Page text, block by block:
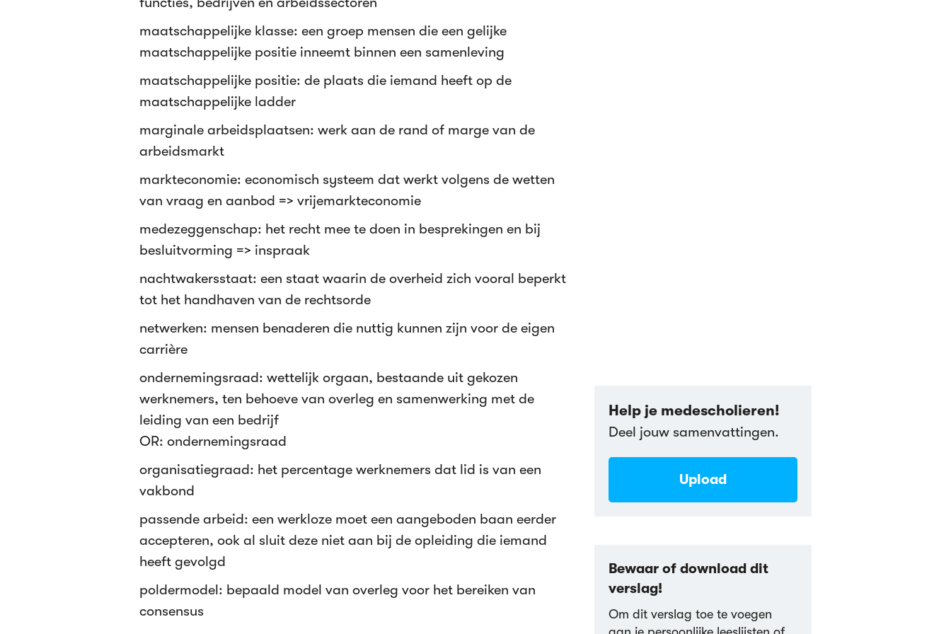
maatschappelijke klasse: een groep mensen die een gelijke
maatschappelijke positie inneemt binnen een samenleving
maatschappelijke positie: de plaats die iemand heeft op de
maatschappelijke ladder
marginale arbeidsplaatsen: werk aan de rand of marge van de
arbeidsmarkt
markteconomie: economisch systeem dat werkt volgens de wetten
van vraag en aanbod => vrijemarkteconomie
medezeggenschap: het recht mee te doen in besprekingen en bij
besluitvorming => inspraak
nachtwakersstaat: een staat waarin de overheid zich vooral beperkt
tot het handhaven van de rechtsorde
netwerken: mensen benaderen die nuttig kunnen zijn voor de eigen
carrière
ondernemingsraad: wettelijk orgaan, bestaande uit gekozen
werknemers, ten behoeve van overleg en samenwerking met de
leiding van een bedrijf
OR: ondernemingsraad
organisatiegraad: het percentage werknemers dat lid is van een
vakbond
passende arbeid: een werkloze moet een aangeboden baan eerder
accepteren, ook al sluit deze niet aan bij de opleiding die iemand
heeft gevolgd
poldermodel: bepaald model van overleg voor het bereiken van
consensus
Help je medescholieren!
Deel jouw samenvattingen.
Upload
Bewaar of download dit
verslag!
Om dit verslag toe te voegen